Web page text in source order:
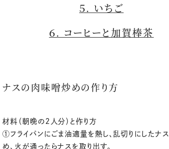
５. いちご
６. コーヒーと加賀棒茶
ナスの肉味噌炒めの作り方
材料（朝晩の２人分）と作り方
①フライパンにごま油適量を熱し、乱切りにしたナ
め、火が通ったらナスを取り出す。